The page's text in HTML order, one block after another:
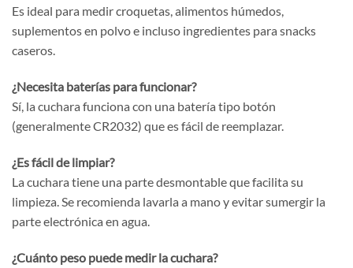
Es ideal para medir croquetas, alimentos húmedos,
suplementos en polvo e incluso ingredientes para snacks
caseros.
¿Necesita baterías para funcionar?
Sí, la cuchara funciona con una batería tipo botón
(generalmente CR2032) que es fácil de reemplazar.
¿Es fácil de limpiar?
La cuchara tiene una parte desmontable que facilita su
limpieza. Se recomienda lavarla a mano y evitar sumergir la
parte electrónica en agua.
¿Cuánto peso puede medir la cuchara?